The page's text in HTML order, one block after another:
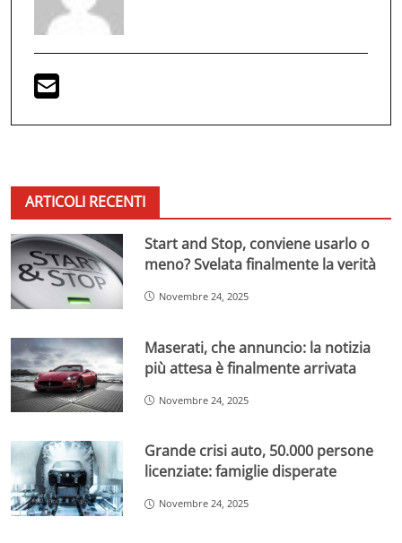
ARTICOLI RECENTI
Start and Stop, conviene usarlo o
meno? Svelata finalmente la verità
Novembre 24, 2025
Maserati, che annuncio: la notizia
più attesa è finalmente arrivata
Novembre 24, 2025
Grande crisi auto, 50.000 persone
licenziate: famiglie disperate
Novembre 24, 2025